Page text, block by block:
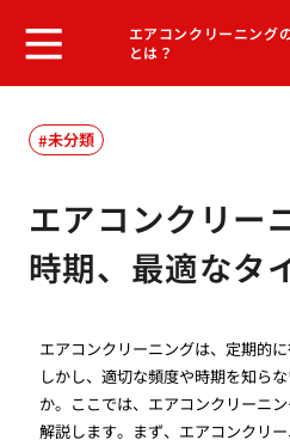
エアコンクリーニング
とは？
未分類
エアコンクリー
時期、最適なタ
エアコンクリーニングは、定期的
しかし、適切な頻度や時期を知ら
か。ここでは、エアコンクリーニ
解説します。まず、エアコンクリ